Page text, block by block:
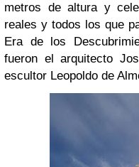
metros de altura y
reales y todos los que
Era de los
fueron el arquitecto
escultor Leopoldo de